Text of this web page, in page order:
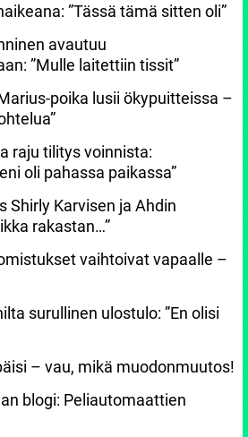
”Tässä tämä sitten oli”
avautuu
”Mulle laitettiin tissit”
poika lusii ökypuitteissa –
raju tilitys voinnista:
oli pahassa paikassa”
Shirly Karvisen ja Ahdin
rakastan…”
vaihtoivat vapaalle –
surullinen ulostulo: ”En olisi
– vau, mikä muodonmuutos!
blogi: Peliautomaattien